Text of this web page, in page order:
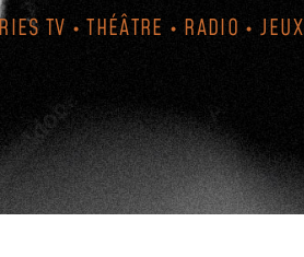
TV • THÉÂTRE • RADIO • JEUX